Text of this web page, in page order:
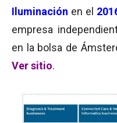
Iluminación en el
empresa
en la bolsa de
Ver sitio.